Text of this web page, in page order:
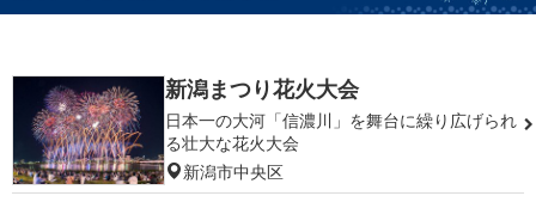
新潟まつり花火大会
日本一の大河「信濃川」を舞台に繰り広げられ
る壮大な花火大会
新潟市中央区